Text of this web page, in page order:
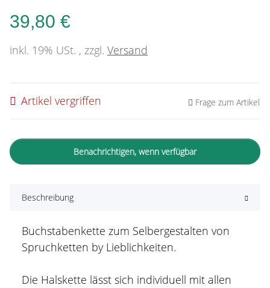
39,80 €
inkl. 19% USt. , zzgl. Versand
Artikel vergriffen Frage zum Artikel
Benachrichtigen, wenn verfügbar
Beschreibung
Buchstabenkette zum Selbergestalten von
Spruchketten by Lieblichkeiten.
Die Halskette lässt sich individuell mit allen